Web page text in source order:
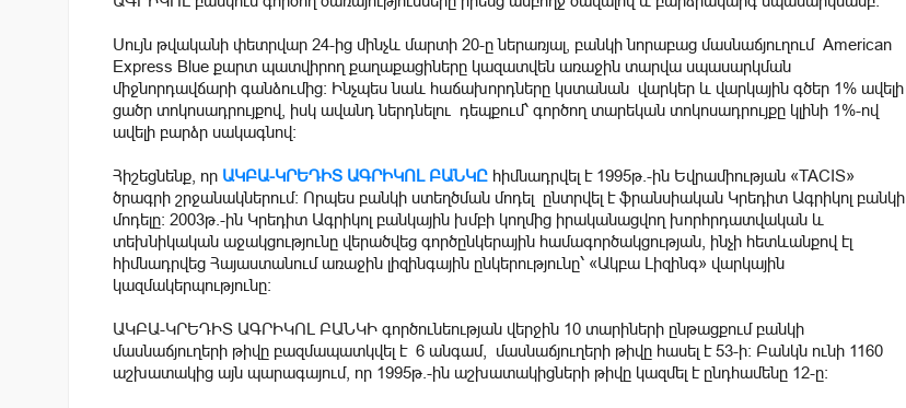
Սույն թվականի փետրվար 24-ից մինչև մարտի 20-ը ներառյալ, բանկի նորաբաց մասնաճյուղում American
Express Blue քարտ պատվիրող քաղաքացիները կազատվեն առաջին տարվա սպասարկման
միջնորդավճարի գանձումից: Ինչպես նաև հաճախորդները կստանան վարկեր և վարկային գծեր 1% ավելի
ցածր տոկոսադրույքով, իսկ ավանդ ներդնելու դեպքում՝ գործող տարեկան տոկոսադրույքը կլինի 1%-ով
ավելի բարձր սակագնով:
Հիշեցնենք, որ ԱԿԲԱ-ԿՐԵԴԻՏ ԱԳՐԻԿՈԼ ԲԱՆԿԸ հիմնադրվել է 1995թ.-ին Եվրամիության «TACIS»
ծրագրի շրջանակներում: Որպես բանկի ստեղծման մոդել ընտրվել է ֆրանսիական Կրեդիտ Ագրիկոլ բանկի
մոդելը: 2003թ.-ին Կրեդիտ Ագրիկոլ բանկային խմբի կողմից իրականացվող խորհրդատվական և
տեխնիկական աջակցությունը վերածվեց գործընկերային համագործակցության, ինչի հետևանքով էլ
հիմնադրվեց Հայաստանում առաջին լիզինգային ընկերությունը՝ «Ակբա Լիզինգ» վարկային
կազմակերպությունը:
ԱԿԲԱ-ԿՐԵԴԻՏ ԱԳՐԻԿՈԼ ԲԱՆԿԻ գործունեության վերջին 10 տարիների ընթացքում բանկի
մասնաճյուղերի թիվը բազմապատկվել է 6 անգամ, մասնաճյուղերի թիվը հասել է 53-ի: Բանկն ունի 1160
աշխատակից այն պարագայում, որ 1995թ.-ին աշխատակիցների թիվը կազմել է ընդհամենը 12-ը: